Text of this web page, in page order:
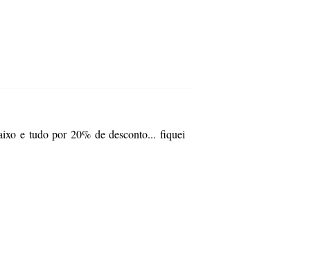
e tudo por 20% de desconto... fiquei